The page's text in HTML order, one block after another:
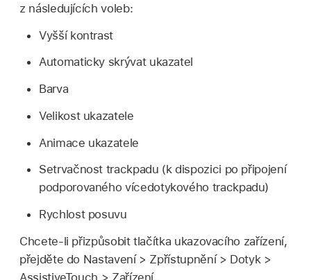
z následujících voleb:
Vyšší kontrast
Automaticky skrývat ukazatel
Barva
Velikost ukazatele
Animace ukazatele
Setrvačnost trackpadu (k dispozici po připojení
podporovaného vícedotykového trackpadu)
Rychlost posuvu
Chcete‑li přizpůsobit tlačítka ukazovacího zařízení,
přejděte do Nastavení > Zpřístupnění > Dotyk >
AssistiveTouch > Zařízení.